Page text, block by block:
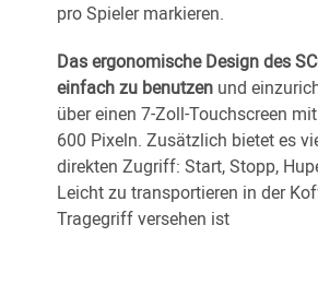
pro Spieler markieren.
Das ergonomische Design des
einfach zu benutzenund
über einen 7-Zoll-Touchscreen
600 Pixeln. Zusätzlich bietet es
direkten Zugriff: Start, Stopp,
Leicht zu transportieren in der
Tragegriff versehen ist